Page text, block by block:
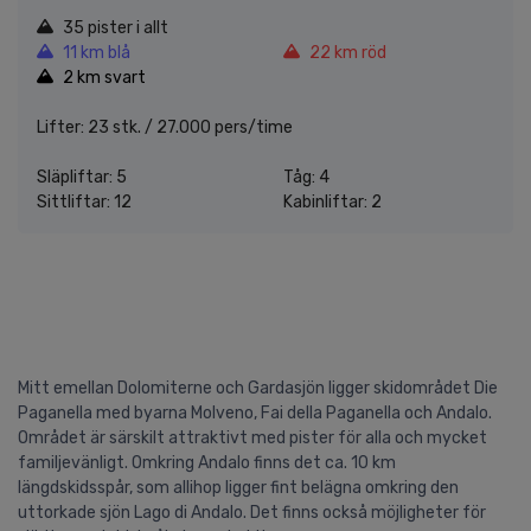
35 pister i allt
11 km blå
22 km röd
2 km svart
Lifter: 23 stk. / 27.000 pers/time
Släpliftar: 5
Tåg: 4
Sittliftar: 12
Kabinliftar: 2
Mitt emellan Dolomiterne och Gardasjön ligger skidområdet Die
Paganella med byarna Molveno, Fai della Paganella och Andalo.
Området är särskilt attraktivt med pister för alla och mycket
familjevänligt. Omkring Andalo finns det ca. 10 km
längdskidsspår, som allihop ligger fint belägna omkring den
uttorkade sjön Lago di Andalo. Det finns också möjligheter för